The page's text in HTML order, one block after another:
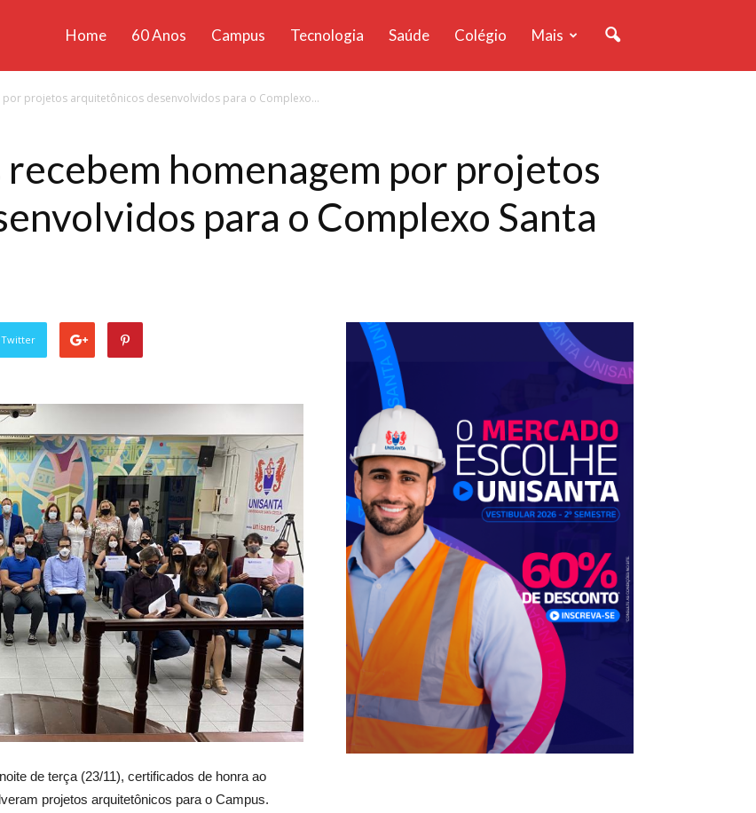
Home 60 Anos Campus Tecnologia Saúde Colégio Mais
projetos arquitetônicos desenvolvidos para o Complexo...
homenagem por projetos
para o Complexo Santa
de terça (23/11), certificados de honra ao
projetos arquitetônicos para o Campus.